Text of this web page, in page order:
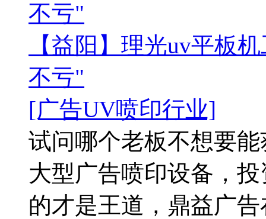
不亏"
【益阳】理光uv平板
不亏"
[广告UV喷印行业]
试问哪个老板不想要
大型广告喷印设备，
的才是王道，鼎益广